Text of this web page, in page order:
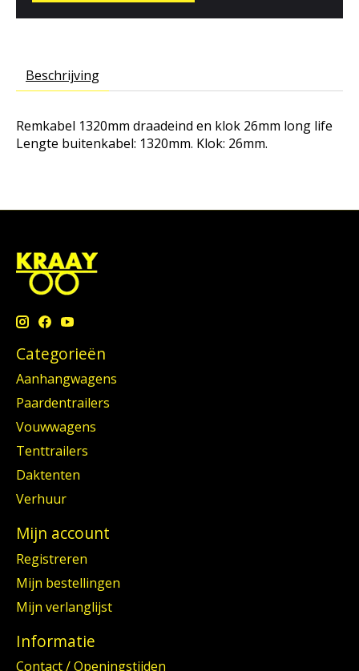
Beschrijving
Remkabel 1320mm draadeind en klok 26mm long life
Lengte buitenkabel: 1320mm. Klok: 26mm.
Categorieën
Aanhangwagens
Paardentrailers
Vouwwagens
Tenttrailers
Daktenten
Verhuur
Mijn account
Registreren
Mijn bestellingen
Mijn verlanglijst
Informatie
Contact / Openingstijden